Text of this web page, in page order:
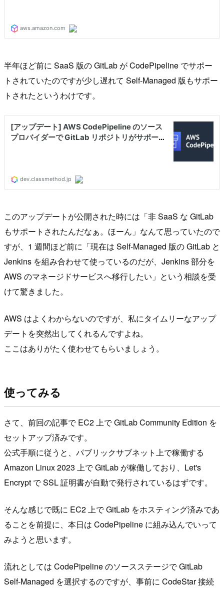
半年ほど前に SaaS 版の GitLab が CodePipeline でサポー
トされていたのですが少し遅れて Self-Managed 版もサポー
トされたというわけです。
このアップデートが公開された時には「非 SaaS な GitLab
もサポートされたんだなぁ。ほーん」なんて思っていたので
すが、1 週間ほど前に「現在は Self-Managed 版の GitLab と
Jenkins を組み合わせて使っているのだが、Jenkins 部分を
AWS のマネージドサービスへ移行したい」という相談を受
けて驚きました。
AWS はよくわからないのですが、私にタイムリーなアップ
デートを突然出してくれるんですよね。
ここはありがたく使わせてもらいましょう。
使ってみる
さて、前回の記事で EC2 上で GitLab Community Edition を
セットアップ済みです。
公式手順に従うと、パブリックサブネット上で稼働する
Amazon Linux 2023 上で GitLab が稼働しており、Let's
Encrypt で SSL 証明書が自動で発行されているはずです。
そんな感じで既に EC2 上で GitLab をホスティング済みであ
ることを前提に、本日は CodePipeline に組み込んでいって
みようと思います。
流れとしては CodePipeline のソースステージで GitLab
Self-Managed を選択するのですが、事前に CodeStar 接続